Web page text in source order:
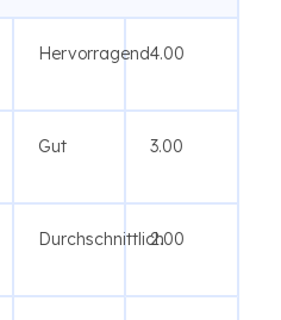
Hervorragend4.00
Gut 3.00
Durchschnittlich2.00